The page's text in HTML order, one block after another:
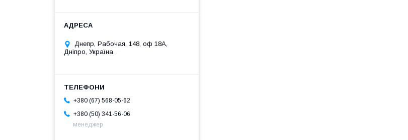
Днепр, Рабочая, 148, оф 18А,
Дніпро, Україна
+380 (67) 568-05-62
+380 (50) 341-56-06
менеджер